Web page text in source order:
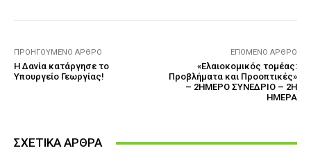
ΠΡΟΗΓΟΎΜΕΝΟ ΆΡΘΡΟ
Η Δανία κατάργησε το
Υπουργείο Γεωργίας!
ΕΠΌΜΕΝΟ ΆΡΘΡΟ
«Ελαιοκομικός τομέας:
Προβλήματα και Προοπτικές»
– 2ΗΜΕΡΟ ΣΥΝΕΔΡΙΟ – 2Η
ΗΜΕΡΑ
ΣΧΕΤΙΚΑ ΑΡΘΡΑ